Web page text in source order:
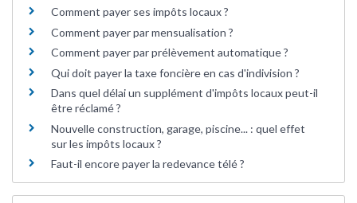
Comment payer ses impôts locaux ?
Comment payer par mensualisation ?
Comment payer par prélèvement automatique ?
Qui doit payer la taxe foncière en cas d'indivision ?
Dans quel délai un supplément d'impôts locaux peut-il
être réclamé ?
Nouvelle construction, garage, piscine... : quel effet
sur les impôts locaux ?
Faut-il encore payer la redevance télé ?